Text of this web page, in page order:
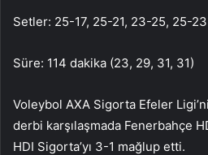
Setler: 25-17, 25-21, 23-25, 25-23
Süre: 114 dakika (23, 29, 31, 31)
Voleybol AXA Sigorta Efeler
derbi karşılaşmada Fenerbahçe
HDI Sigorta’yı 3-1 mağlup etti.